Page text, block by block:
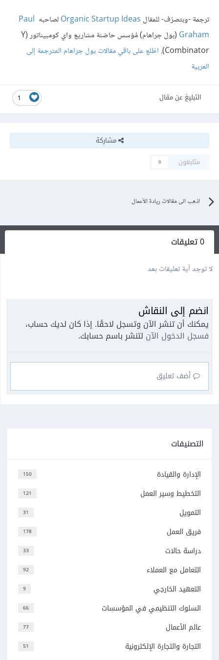
ترجمة -وبتصرّف- للمقال Organic Startup Ideasلصاحبه Paul
Graham
(بول جراهام)مُؤسس حاضنة مشاريع واي كومبيناتور (Y
Combinator). اطّلع على باقي مقالات بول جراهام المترجمة إلى
العربية
1 التبليغ عن مقال
مشاركة
متابعون
0
اذهب الى مقالات ريادة الأعمال
0 تعليقات
لا توجد أية تعليقات بعد
انضم إلى النقاش
يمكنك أن تنشر الآن وتسجل لاحقًا. إذا كان لديك حساب،
فسجل الدخول الآن لتنشر باسم حسابك.
أضف تعليق
التصنيفات
150 الإدارة والقيادة
121 التخطيط وسير العمل
31 التمويل
178 فريق العمل
33 دراسة حالات
92 التعامل مع العملاء
9 التعهيد الخارجي
66 السلوك التنظيمي في المؤسسات
77 عالم الأعمال
51
التجارة والتجارة الإلكترونية